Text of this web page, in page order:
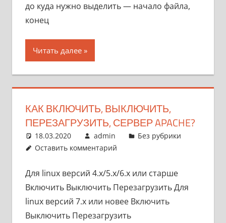
до куда нужно выделить — начало файла,
конец
Читать далее
КАК ВКЛЮЧИТЬ, ВЫКЛЮЧИТЬ,
ПЕРЕЗАГРУЗИТЬ, СЕРВЕР APACHE?
18.03.2020 admin
Без рубрики
Оставить комментарий
Для linux версий 4.x/5.x/6.x или старше
Включить Выключить Перезагрузить Для
linux версий 7.x или новее Включить
Выключить Перезагрузить